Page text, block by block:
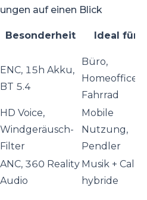
auf einen Blick
Besonderheit Ideal für
ENC, 15h Akku,
BT 5.4
Büro,
Homeoffice,
Fahrrad
HD Voice,
Windgeräusch-
Filter
Mobile
Nutzung,
Pendler
ANC, 360 Reality
Audio
Musik + Calls
hybride